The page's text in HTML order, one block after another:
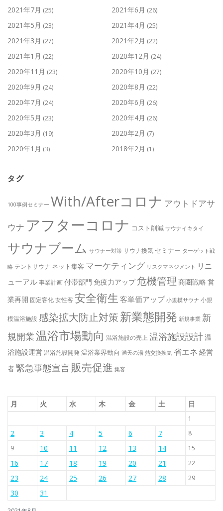
2021年7月 (25) 2021年6月 (26)
2021年5月 (23) 2021年4月 (25)
2021年3月 (27) 2021年2月 (22)
2021年1月 (22) 2020年12月 (24)
2020年11月 (23) 2020年10月 (27)
2020年9月 (24) 2020年8月 (22)
2020年7月 (24) 2020年6月 (26)
2020年5月 (23) 2020年4月 (26)
2020年3月 (19) 2020年2月 (7)
2020年1月 (3) 2018年2月 (1)
タグ
100事例セミナー With/Afterコロナ アウトドアサ
ウナ アフターコロナ コスト削減 サウナイキタイ
サウナブーム サウナー対策 サウナ換気 セミナー ターゲット戦
略 テントサウナ ネット集客 マーケティング リスクマネジメント
リニ
ューアル 事業計画 付帯部門 免疫力アップ危機管理 商圏戦略 営
業再開 固定客化女性客 安全衛生 客単価アップ 小規模サウナ 小規
模温浴施設 感染拡大防止対策新業態開発 新規事業 新
規開業温浴市場動向 温浴施設の売上 温浴施設設計温
浴施設運営温浴施設開発 温浴業界動向 満天の湯 熱交換換気 省エネ 経営
者 緊急事態宣言販売促進 集客
月 火 水 木 金 土 日
1
2 3 4 5 6 7
8
9
10 11 12 13 14 15
16 17 18 19 20 21 22
23 24 25 26 27 28 29
30 31